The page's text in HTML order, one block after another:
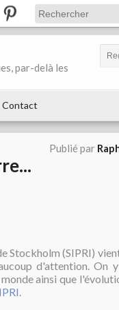
par-delà les
Contact
Publié par
Stockholm (SIPRI)
d'attention. On
ainsi que
.